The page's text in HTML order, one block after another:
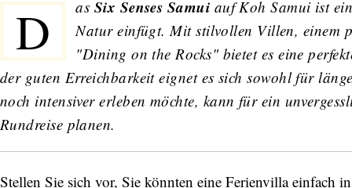
D as Six Senses Samui auf Koh Samui ist
Natur einfügt. Mit stilvollen Villen, einem
"Dining on the Rocks" bietet es eine
der guten Erreichbarkeit eignet es sich sowohl für
noch intensiver erleben möchte, kann für ein
Rundreise planen.
Stellen Sie sich vor, Sie könnten eine Ferienvilla einfach